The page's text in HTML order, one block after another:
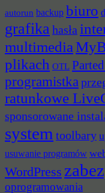
autorun backup biuro
grafika hasła
multimedia
plikach OTL
programistka
ratunkowe
sponsorowane
system toolbary
usuwanie programów
WordPress
oprogramowania